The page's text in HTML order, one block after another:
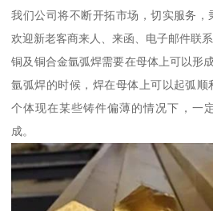
我们公司将不断开拓市场，切实服务，
欢迎新老客商来人、来函、电子邮件联系
铜及铜合金氩弧焊需要在母体上可以形
氩弧焊的时候，焊在母体上可以起弧
个体现在某些铸件偏薄的情况下，一
成。